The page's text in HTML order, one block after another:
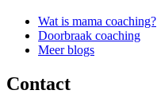
Wat is mama coaching?
Doorbraak coaching
Meer blogs
Contact